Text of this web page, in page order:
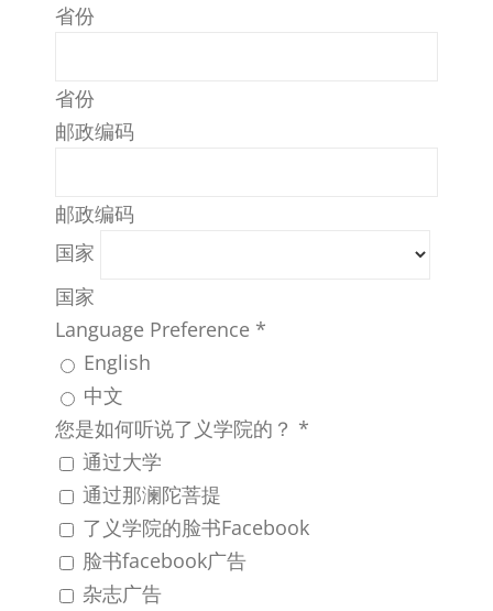
省份
省份
邮政编码
邮政编码
国家
国家
Language Preference *
English
中文
您是如何听说了义学院的？ *
通过大学
通过那澜陀菩提
了义学院的脸书Facebook
脸书facebook广告
杂志广告